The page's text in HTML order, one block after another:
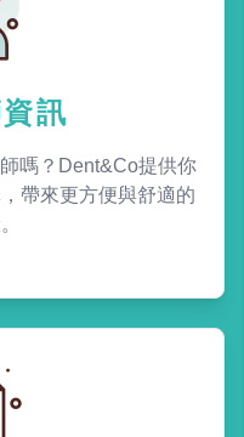
訊
嗎？Dent&Co提供你
帶來更方便與舒適的